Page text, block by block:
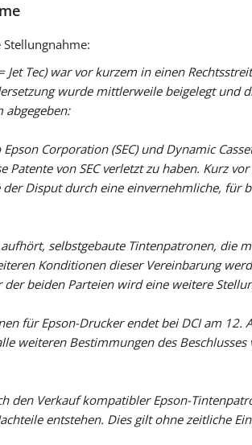
Jet Tec) war vor kurzem in einen
wurde mittlerweile beigelegt und
abgegeben:
Corporation (SEC) und Dynamic
Patente von SEC verletzt zu haben. Kurz
Disput durch eine einvernehmliche, für
selbstgebaute Tintenpatronen, die
Konditionen dieser Vereinbarung
beiden Parteien wird eine weitere
für Epson-Drucker endet bei DCI am 12.
weiteren Bestimmungen des
den Verkauf kompatibler Epson-
entstehen. Dies gilt ohne zeitliche